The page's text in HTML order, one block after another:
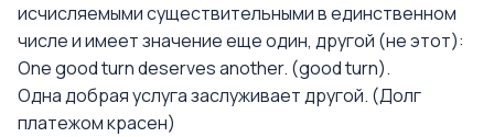
исчисляемыми существительными в единственном
числе и имеет значение еще один, другой (не этот):
One good turn deserves another. (good turn).
Одна добрая услуга заслуживает другой. (Долг
платежом красен)